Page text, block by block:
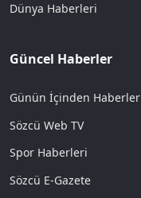
Dünya Haberleri
Güncel Haberler
Günün İçinden Haberler
Sözcü Web TV
Spor Haberleri
Sözcü E-Gazete